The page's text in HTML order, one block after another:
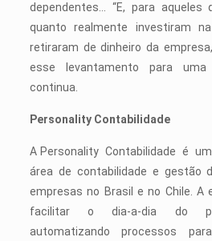
dependentes… “E, para aqueles
quanto realmente investiram
retiraram de dinheiro da
esse levantamento para uma
continua.
Personality Contabilidade
A Personality Contabilidade é
área de contabilidade e gestão
empresas no Brasil e no Chile. A
facilitar o dia-a-dia do
automatizando processos